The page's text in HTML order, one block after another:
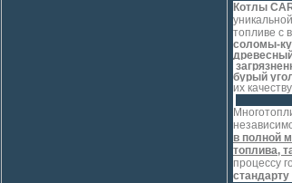
Котлы
топливе с
соломы-
бурый
их качеству
в полной
топлива,
процессу